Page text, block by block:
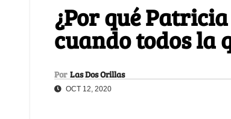
¿Por qué
cuando todos la
Por Las Dos Orillas
OCT 12, 2020